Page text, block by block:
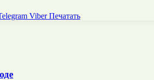
Viber Печатать